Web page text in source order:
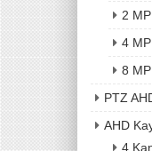
2
4
8
PTZ
AHD
4